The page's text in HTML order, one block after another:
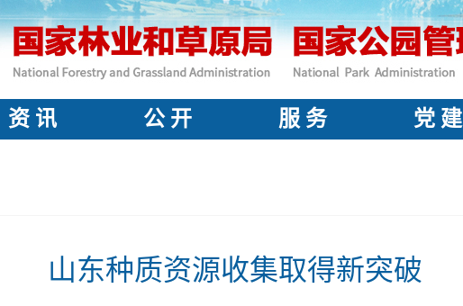
资 讯 公 开 服 务 党 建
山东种质资源收集取得新突破